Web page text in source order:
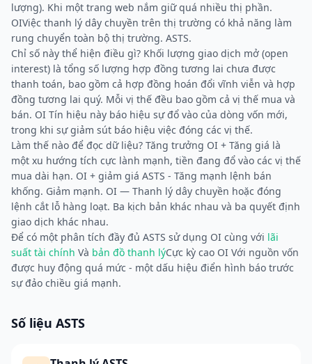
lượng). Khi một trang web nắm giữ quá nhiều thị phần.
OIViệc thanh lý dây chuyền trên thị trường có khả năng làm
rung chuyển toàn bộ thị trường. ASTS.
Chỉ số này thể hiện điều gì? Khối lượng giao dịch mở (open
interest) là tổng số lượng hợp đồng tương lai chưa được
thanh toán, bao gồm cả hợp đồng hoán đổi vĩnh viễn và hợp
đồng tương lai quý. Mỗi vị thế đều bao gồm cả vị thế mua và
bán. OI Tín hiệu này báo hiệu sự đổ vào của dòng vốn mới,
trong khi sự giảm sút báo hiệu việc đóng các vị thế.
Làm thế nào để đọc dữ liệu? Tăng trưởng OI + Tăng giá là
một xu hướng tích cực lành mạnh, tiền đang đổ vào các vị thế
mua dài hạn. OI + giảm giá ASTS - Tăng mạnh lệnh bán
khống. Giảm mạnh. OI — Thanh lý dây chuyền hoặc đóng
lệnh cắt lỗ hàng loạt. Ba kịch bản khác nhau và ba quyết định
giao dịch khác nhau.
Để có một phân tích đầy đủ ASTS sử dụng OI cùng với lãi
suất tài chính Và bản đồ thanh lýCực kỳ cao OI Với nguồn vốn
được huy động quá mức - một dấu hiệu điển hình báo trước
sự đảo chiều giá mạnh.
Số liệu ASTS